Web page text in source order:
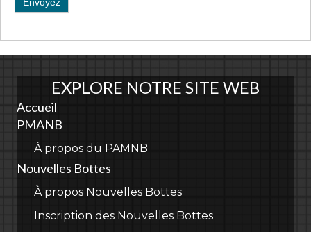
EXPLORE NOTRE SITE WEB
Accueil
PMANB
À propos du PAMNB
Nouvelles Bottes
À propos Nouvelles Bottes
Inscription des Nouvelles Bottes